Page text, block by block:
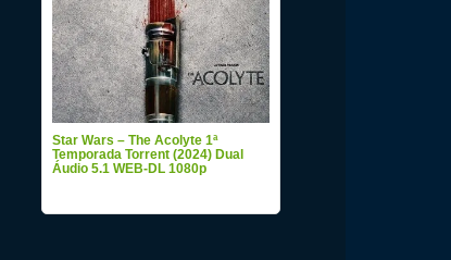
Star Wars – The Acolyte 1ª
Temporada Torrent (2024) Dual
Áudio 5.1 WEB-DL 1080p